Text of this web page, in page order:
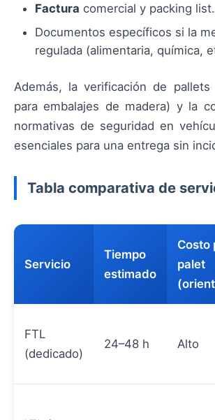
Factura comercial y packing list.
Documentos específicos si la
regulada (alimentaria, química,
Además, la verificación de pallets
para embalajes de madera) y la
normativas de seguridad en
esenciales para una entrega sin
Tabla comparativa de
Servicio
Tiempo
estimado
Costo
palet
FTL
(dedicado)
24–48 h Alto